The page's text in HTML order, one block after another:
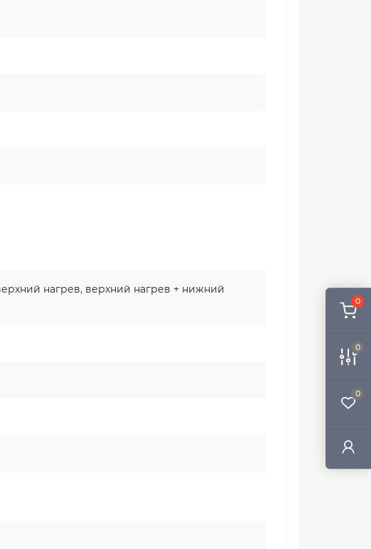
0
0
0
нагрев, верхний нагрев + нижний